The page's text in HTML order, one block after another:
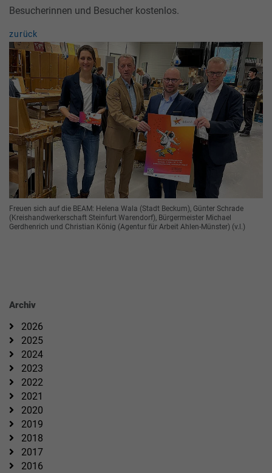
Besucherinnen und Besucher kostenlos.
zurück
Freuen sich auf die BEAM: Helena Wala (Stadt Beckum), Günter Schrade
(Kreishandwerkerschaft Steinfurt Warendorf), Bürgermeister Michael
Gerdhenrich und Christian König (Agentur für Arbeit Ahlen-Münster) (v.l.)
Archiv
2026
2025
2024
2023
2022
2021
2020
2019
2018
2017
2016